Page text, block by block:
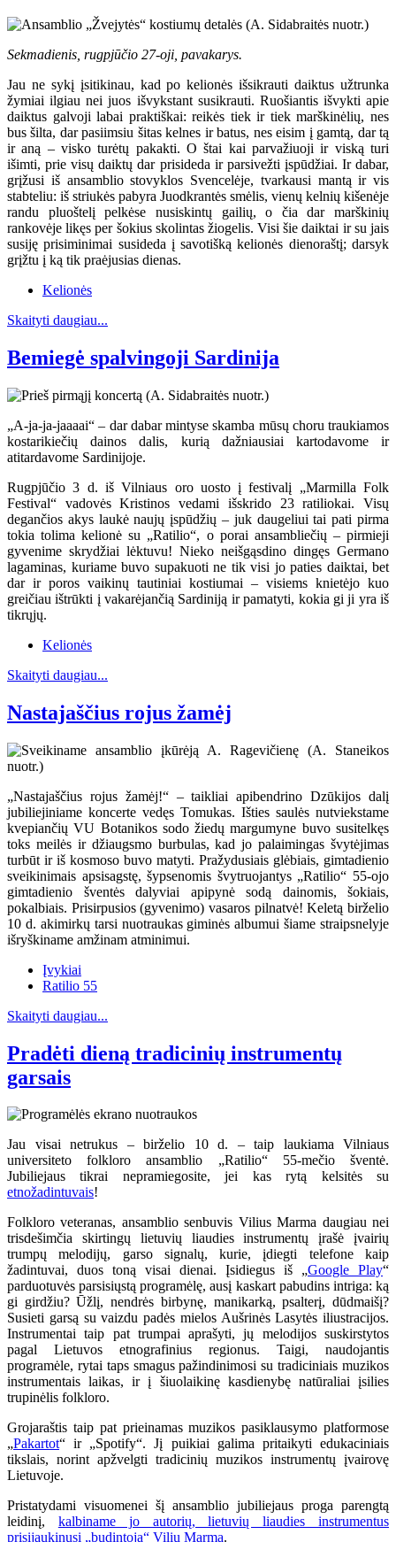
Sekmadienis, rugpjūčio 27-oji, pavakarys.
Jau ne sykį įsitikinau, kad po kelionės išsikrauti daiktus užtrunka
žymiai ilgiau nei juos išvykstant susikrauti. Ruošiantis išvykti apie
daiktus galvoji labai praktiškai: reikės tiek ir tiek marškinėlių, nes
bus šilta, dar pasiimsiu šitas kelnes ir batus, nes eisim į gamtą, dar tą
ir aną – visko turėtų pakakti. O štai kai parvažiuoji ir viską turi
išimti, prie visų daiktų dar prisideda ir parsivežti įspūdžiai. Ir dabar,
grįžusi iš ansamblio stovyklos Svencelėje, tvarkausi mantą ir vis
stabteliu: iš striukės pabyra Juodkrantės smėlis, vienų kelnių kišenėje
randu pluoštelį pelkėse nusiskintų gailių, o čia dar marškinių
rankovėje likęs per šokius skolintas žiogelis. Visi šie daiktai ir su jais
susiję prisiminimai susideda į savotišką kelionės dienoraštį; darsyk
grįžtu į ką tik praėjusias dienas.
Kelionės
Skaityti daugiau...
Bemiegė spalvingoji Sardinija
„A-ja-ja-jaaaai“ – dar dabar mintyse skamba mūsų choru traukiamos
kostarikiečių dainos dalis, kurią dažniausiai kartodavome ir
atitardavome Sardinijoje.
Rugpjūčio 3 d. iš Vilniaus oro uosto į festivalį „Marmilla Folk
Festival“ vadovės Kristinos vedami išskrido 23 ratiliokai. Visų
degančios akys laukė naujų įspūdžių – juk daugeliui tai pati pirma
tokia tolima kelionė su „Ratilio“, o porai ansambliečių – pirmieji
gyvenime skrydžiai lėktuvu! Nieko neišgąsdino dingęs Germano
lagaminas, kuriame buvo supakuoti ne tik visi jo paties daiktai, bet
dar ir poros vaikinų tautiniai kostiumai – visiems knietėjo kuo
greičiau ištrūkti į vakarėjančią Sardiniją ir pamatyti, kokia gi ji yra iš
tikrųjų.
Kelionės
Skaityti daugiau...
Nastajaščius rojus žamėj
„Nastajaščius rojus žamėj!“ – taikliai apibendrino Dzūkijos dalį
jubiliejiniame koncerte vedęs Tomukas. Išties saulės nutviekstame
kvepiančių VU Botanikos sodo žiedų margumyne buvo susitelkęs
toks meilės ir džiaugsmo burbulas, kad jo palaimingas švytėjimas
turbūt ir iš kosmoso buvo matyti. Pražydusiais glėbiais, gimtadienio
sveikinimais apsisagstę, šypsenomis švytruojantys „Ratilio“ 55-ojo
gimtadienio šventės dalyviai apipynė sodą dainomis, šokiais,
pokalbiais. Prisirpusios (gyvenimo) vasaros pilnatvė! Keletą birželio
10 d. akimirkų tarsi nuotraukas giminės albumui šiame straipsnelyje
išryškiname amžinam atminimui.
Įvykiai
Ratilio 55
Skaityti daugiau...
Pradėti dieną tradicinių instrumentų
garsais
Jau visai netrukus – birželio 10 d. – taip laukiama Vilniaus
universiteto folkloro ansamblio „Ratilio“ 55-mečio šventė.
Jubiliejaus tikrai nepramiegosite, jei kas rytą kelsitės su
etnožadintuvais!
Folkloro veteranas, ansamblio senbuvis Vilius Marma daugiau nei
trisdešimčia skirtingų lietuvių liaudies instrumentų įrašė įvairių
trumpų melodijų, garso signalų, kurie, įdiegti telefone kaip
žadintuvai, duos toną visai dienai. Įsidiegus iš „Google Play“
parduotuvės parsisiųstą programėlę, ausį kaskart pabudins intriga: ką
gi girdžiu? Ūžlį, nendrės birbynę, manikarką, psalterį, dūdmaišį?
Susieti garsą su vaizdu padės mielos Aušrinės Lasytės iliustracijos.
Instrumentai taip pat trumpai aprašyti, jų melodijos suskirstytos
pagal Lietuvos etnografinius regionus. Taigi, naudojantis
programėle, rytai taps smagus pažindinimosi su tradiciniais muzikos
instrumentais laikas, ir į šiuolaikinę kasdienybę natūraliai įsilies
trupinėlis folkloro.
Grojaraštis taip pat prieinamas muzikos pasiklausymo platformose
„Pakartot“ ir „Spotify“. Jį puikiai galima pritaikyti edukaciniais
tikslais, norint apžvelgti tradicinių muzikos instrumentų įvairovę
Lietuvoje.
Pristatydami visuomenei šį ansamblio jubiliejaus proga parengtą
leidinį, kalbiname jo autorių, lietuvių liaudies instrumentus
prisijaukinusį „budintoją“ Vilių Marmą.